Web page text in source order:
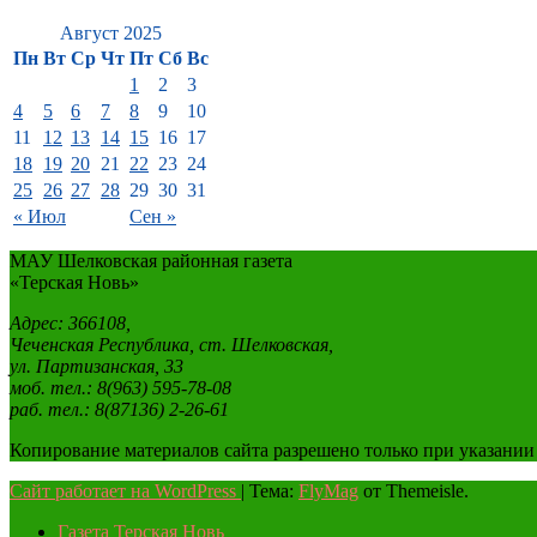
Август 2025
Пн Вт Ср Чт Пт Сб Вс
« Июл Сен »
1 2
3
4
5 6 7 8 9
10
11
12 13 14 15 16 17
18 19 20 21 22 23 24
25 26 27 28 29 30 31
МАУ Шелковская районная газета
«Терская Новь»
Адрес: 366108,
Чеченская Республика, ст. Шелковская,
ул. Партизанская, 33
моб. тел.: 8(963) 595-78-08
раб. тел.: 8(87136) 2-26-61
Копирование материалов сайта разрешено только при
Сайт работает на WordPress | Тема: FlyMag от Themeisle.
Газета Терская Новь